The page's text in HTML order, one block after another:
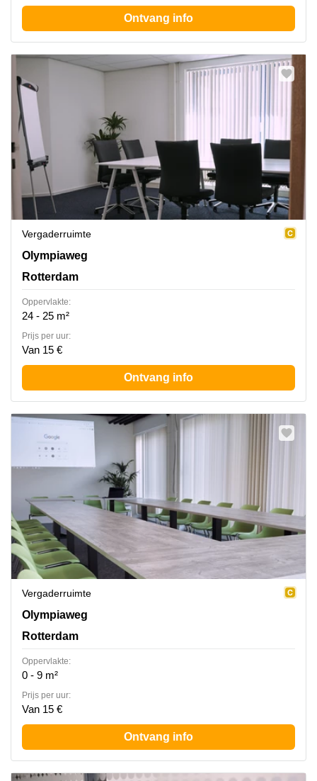
Ontvang info
Vergaderruimte
Olympiaweg 4, Rotterdam
Olympiaweg
Rotterdam
Oppervlakte:
24 - 25 m²
Prijs per uur:
Van 15 €
Ontvang info
Vergaderruimte
Olympiaweg 4, Rotterdam
Olympiaweg
Rotterdam
Oppervlakte:
0 - 9 m²
Prijs per uur:
Van 15 €
Ontvang info